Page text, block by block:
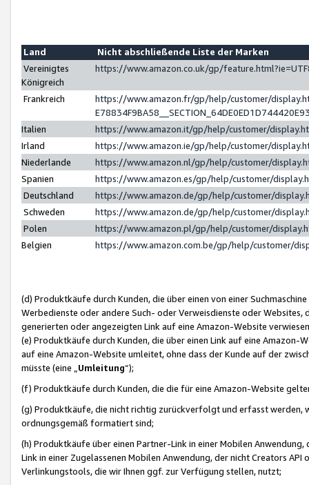
Land
Nicht abschließende Liste der Marken
Vereinigtes
Königreich
https://www.amazon.co.uk/gp/
Frankreich
https://www.amazon.fr/gp/help/customer/
Italien
https://www.amazon.it/gp/help/customer/
Irland
https://www.amazon.ie/gp/help/customer/
Niederlande
https://www.amazon.nl/gp/help/customer/
Spanien
https://www.amazon.es/gp/help/customer/
Deutschland
https://www.amazon.de/gp/help/customer/
Schweden
https://www.amazon.de/gp/help/customer/
Polen
https://www.amazon.pl/gp/help/customer/
Belgien
https://www.amazon.com.be/gp/help/customer/
(d) Produktkäufe durch Kunden, die über einen von einer
Werbedienste oder andere Such- oder Verweisdienste oder Websites,
generierten oder angezeigten Link auf eine Amazon-Website
(e) Produktkäufe durch Kunden, die über einen Link auf eine
auf eine Amazon-Website umleitet, ohne dass der Kunde auf der
müsste (eine „ Umleitung“);
(f) Produktkäufe durch Kunden, die die für eine Amazon-Website
(g) Produktkäufe, die nicht richtig zurückverfolgt und erfasst werden,
ordnungsgemäß formatiert sind;
(h) Produktkäufe über einen Partner-Link in einer Mobilen
Link in einer Zugelassenen Mobilen Anwendung, der nicht Creators
Verlinkungstools, die wir Ihnen ggf. zur Verfügung stellen, nutzt;